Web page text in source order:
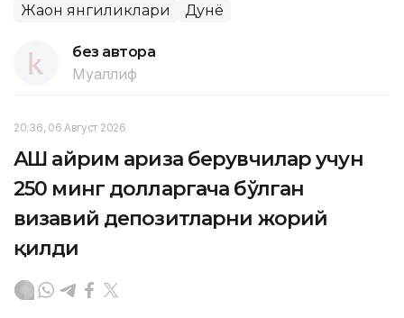
Жаҳон янгиликлари Дунё
без автора
Муаллиф
20:36, 06 Август 2026
АҚШ айрим ариза берувчилар учун
250 минг долларгача бўлган
визавий депозитларни жорий
қилди